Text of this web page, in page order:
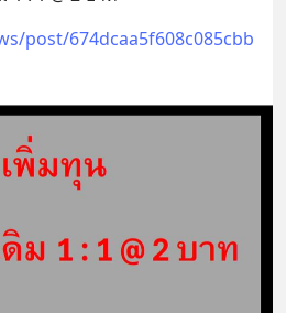
post/674dcaa5f608c085cbb